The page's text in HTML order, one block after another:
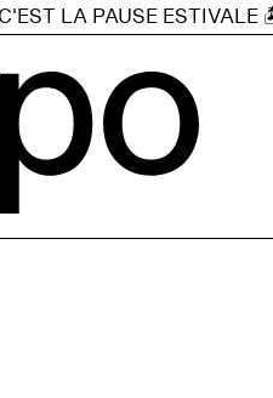
LA PAUSE ESTIVALE 🏝️